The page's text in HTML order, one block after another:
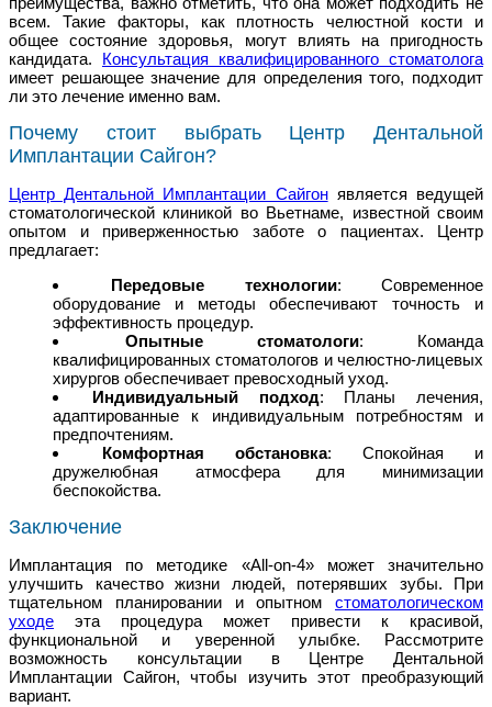
всем. Такие факторы, как плотность челюстной кости и
общее состояние здоровья, могут влиять на пригодность
кандидата. Консультация квалифицированного стоматолога
имеет решающее значение для определения того, подходит
ли это лечение именно вам.
Почему стоит выбрать Центр Дентальной
Имплантации Сайгон?
Центр Дентальной Имплантации Сайгонявляется ведущей
стоматологической клиникой во Вьетнаме, известной своим
опытом и приверженностью заботе о пациентах. Центр
предлагает:
Передовые технологии: Современное
оборудование и методы обеспечивают точность и
эффективность процедур.
Опытные стоматологи: Команда
квалифицированных стоматологов и челюстно-лицевых
хирургов обеспечивает превосходный уход.
Индивидуальный подход: Планы лечения,
адаптированные к индивидуальным потребностям и
предпочтениям.
Комфортная обстановка: Спокойная и
дружелюбная атмосфера для минимизации
беспокойства.
Заключение
Имплантация по методике «All-on-4» может значительно
улучшить качество жизни людей, потерявших зубы. При
тщательном планировании и опытном стоматологическом
уходе эта процедура может привести к красивой,
функциональной и уверенной улыбке. Рассмотрите
возможность консультации в Центре Дентальной
Имплантации Сайгон, чтобы изучить этот преобразующий
вариант.